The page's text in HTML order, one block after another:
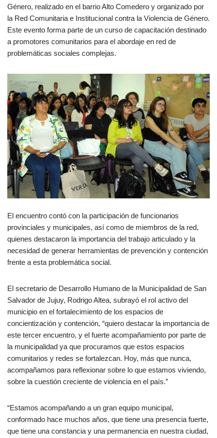
Género, realizado en el barrio Alto Comedero y organizado por
la Red Comunitaria e Institucional contra la Violencia de Género.
Este evento forma parte de un curso de capacitación destinado
a promotores comunitarios para el abordaje en red de
problemáticas sociales complejas.
El encuentro contó con la participación de funcionarios
provinciales y municipales, así como de miembros de la red,
quienes destacaron la importancia del trabajo articulado y la
necesidad de generar herramientas de prevención y contención
frente a esta problemática social.
El secretario de Desarrollo Humano de la Municipalidad de San
Salvador de Jujuy, Rodrigo Altea, subrayó el rol activo del
municipio en el fortalecimiento de los espacios de
concientización y contención, “quiero destacar la importancia de
este tercer encuentro, y el fuerte acompañamiento por parte de
la municipalidad ya que procuramos que estos espacios
comunitarios y redes se fortalezcan. Hoy, más que nunca,
acompañamos para reflexionar sobre lo que estamos viviendo,
sobre la cuestión creciente de violencia en el país.”
“Estamos acompañando a un gran equipo municipal,
conformado hace muchos años, que tiene una presencia fuerte,
que tiene una constancia y una permanencia en nuestra ciudad,